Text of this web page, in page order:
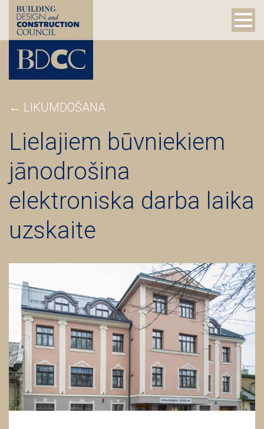
← LIKUMDOŠANA
Lielajiem būvniekiem
jānodrošina
elektroniska darba laika
uzskaite